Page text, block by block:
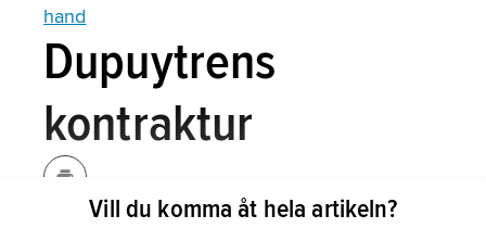
hand
Dupuytrens
kontraktur
Vill du komma åt hela artikeln?